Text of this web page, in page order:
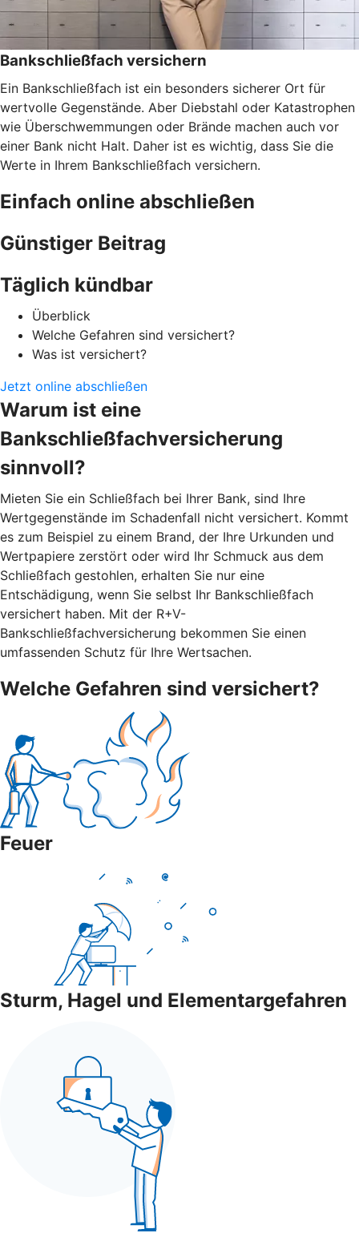
Bankschließfach versichern
Ein Bankschließfach ist ein besonders sicherer Ort für
wertvolle Gegenstände. Aber Diebstahl oder Katastrophen
wie Überschwemmungen oder Brände machen auch vor
einer Bank nicht Halt. Daher ist es wichtig, dass Sie die
Werte in Ihrem Bankschließfach versichern.
Einfach online abschließen
Günstiger Beitrag
Täglich kündbar
Überblick
Welche Gefahren sind versichert?
Was ist versichert?
Jetzt online abschließen
Warum ist eine
Bankschließfachversicherung
sinnvoll?
Mieten Sie ein Schließfach bei Ihrer Bank, sind Ihre
Wertgegenstände im Schadenfall nicht versichert. Kommt
es zum Beispiel zu einem Brand, der Ihre Urkunden und
Wertpapiere zerstört oder wird Ihr Schmuck aus dem
Schließfach gestohlen, erhalten Sie nur eine
Entschädigung, wenn Sie selbst Ihr Bankschließfach
versichert haben. Mit der R+V-
Bankschließfachversicherung bekommen Sie einen
umfassenden Schutz für Ihre Wertsachen.
Welche Gefahren sind versichert?
Feuer
Sturm, Hagel und Elementargefahren